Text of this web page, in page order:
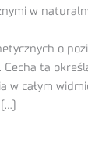
w
o
ta
całym